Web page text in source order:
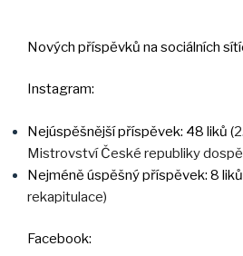
Nových příspěvků na sociálních
Instagram:
Nejúspěšnější příspěvek: 48 liků (
Mistrovství České republiky
Nejméně úspěšný příspěvek: 8
rekapitulace)
Facebook: